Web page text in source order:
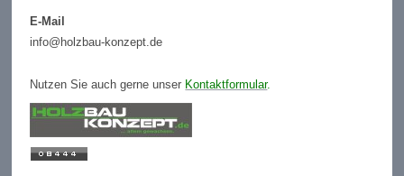
E-Mail
info@holzbau-konzept.de
Nutzen Sie auch gerne unser Kontaktformular.